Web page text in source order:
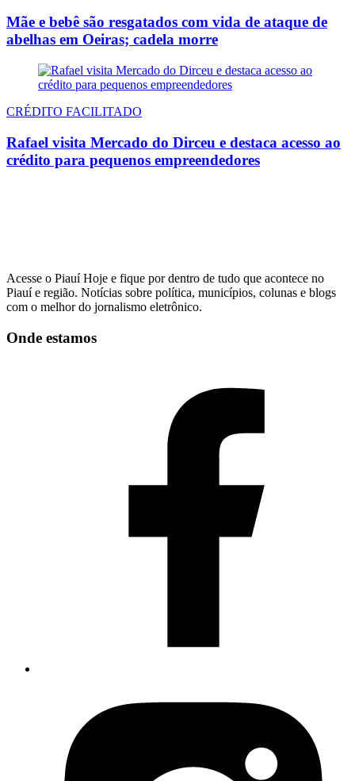
Mãe e bebê são resgatados com vida de ataque de
abelhas em Oeiras; cadela morre
CRÉDITO FACILITADO
Rafael visita Mercado do Dirceu e destaca acesso ao
crédito para pequenos empreendedores
Acesse o Piauí Hoje e fique por dentro de tudo que acontece no
Piauí e região. Notícias sobre política, municípios, colunas e blogs
com o melhor do jornalismo eletrônico.
Onde estamos